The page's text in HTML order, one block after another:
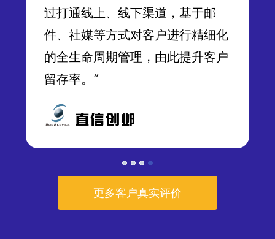
过打通线上、线下渠道，基于邮
件、社媒等方式对客户进行精细化
的全生命周期管理，由此提升客户
留存率。”
更多客户真实评价